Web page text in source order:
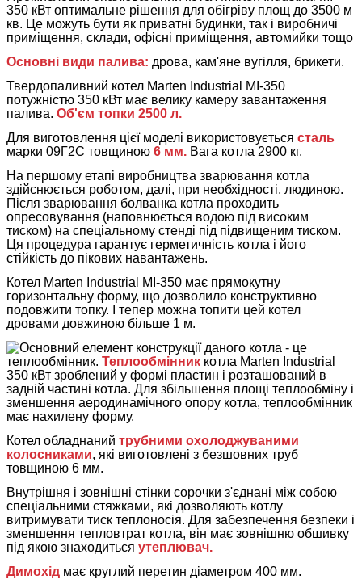
350 кВт оптимальне рішення для обігріву площ до 3500 м
кв. Це можуть бути як приватні будинки, так і виробничі
приміщення, склади, офісні приміщення, автомийки тощо
Основні види палива: дрова, кам'яне вугілля, брикети.
Твердопаливний котел Marten Industrial MI-350
потужністю 350 кВт має велику камеру завантаження
палива. Об'єм топки 2500 л.
Для виготовлення цієї моделі використовується сталь
марки 09Г2С товщиною 6 мм. Вага котла 2900 кг.
На першому етапі виробництва зварювання котла
здійснюється роботом, далі, при необхідності, людиною.
Після зварювання болванка котла проходить
опресовування (наповнюється водою під високим
тиском) на спеціальному стенді під підвищеним тиском.
Ця процедура гарантує герметичність котла і його
стійкість до пікових навантажень.
Котел Marten Industrial MI-350 має прямокутну
горизонтальну форму, що дозволило конструктивно
подовжити топку. І тепер можна топити цей котел
дровами довжиною більше 1 м.
Основний елемент конструкції даного котла - це
теплообмінник. Теплообмінник котла Marten Industrial
350 кВт зроблений у формі пластин і розташований в
задній частині котла. Для збільшення площі теплообміну і
зменшення аеродинамічного опору котла, теплообмінник
має нахилену форму.
Котел обладнаний трубними охолоджуваними
колосниками, які виготовлені з безшовних труб
товщиною 6 мм.
Внутрішня і зовнішні стінки сорочки з'єднані між собою
спеціальними стяжками, які дозволяють котлу
витримувати тиск теплоносія. Для забезпечення безпеки і
зменшення тепловтрат котла, він має зовнішню обшивку
під якою знаходиться утеплювач.
Димохід має круглий перетин діаметром 400 мм.